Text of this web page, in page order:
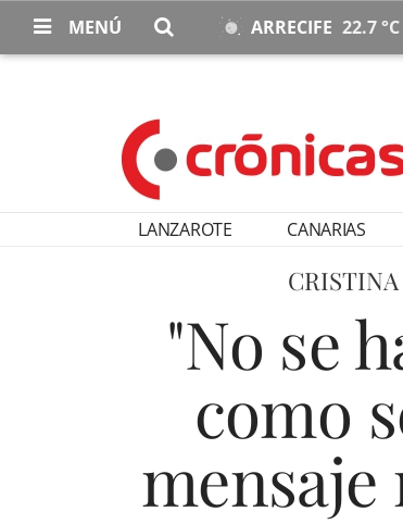
MENÚ ARRECIFE 22.7 °C
LANZAROTE CANARIAS
"No se
como
mensaje